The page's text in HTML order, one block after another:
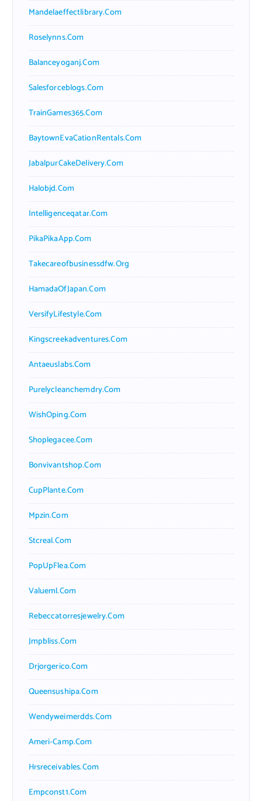
Mandelaeffectlibrary.com
Roselynns.com
Balanceyoganj.com
Salesforceblogs.com
TrainGames365.com
BaytownEvaCationRentals.com
JabalpurCakeDelivery.com
Halobjd.com
Intelligenceqatar.com
PikaPikaApp.com
Takecareofbusinessdfw.org
HamadaOfJapan.com
VersifyLifestyle.com
Kingscreekadventures.com
Antaeuslabs.com
Purelycleanchemdry.com
WishOping.com
Shoplegacee.com
Bonvivantshop.com
CupPlante.com
Mpzin.com
Stcreal.com
PopUpFlea.com
Valueml.com
Rebeccatorresjewelry.com
Jmpbliss.com
Drjorgerico.com
Queensushipa.com
Wendyweimerdds.com
Ameri-Camp.com
Hrsreceivables.com
Empconst1.com